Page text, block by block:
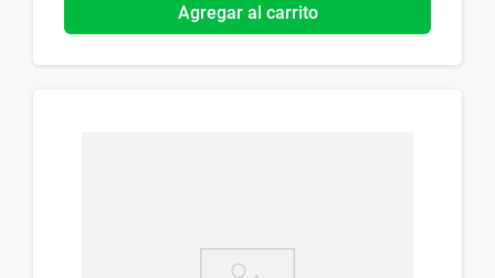
Agregar al carrito